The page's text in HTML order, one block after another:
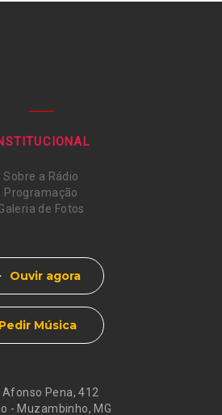
Afonso Pena, 412
- Muzambinho, MG
Sobre a Rádio
Programação
de Fotos
Ouvir agora
Pedir Música